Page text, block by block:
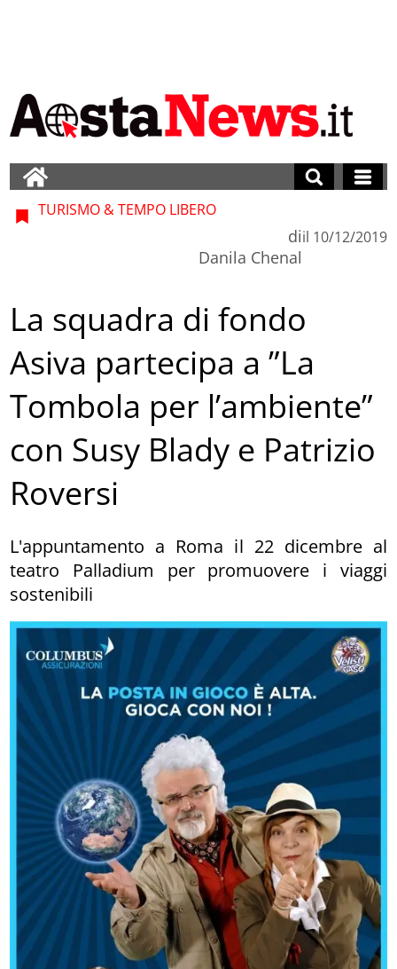
TURISMO & TEMPO LIBERO
di
Danila Chenal
il 10/12/2019
La squadra di fondo
Asiva partecipa a ”La
Tombola per l’ambiente”
con Susy Blady e Patrizio
Roversi
L'appuntamento a Roma il 22 dicembre al
teatro Palladium per promuovere i viaggi
sostenibili